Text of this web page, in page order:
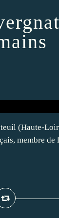
(Haute-
membre de